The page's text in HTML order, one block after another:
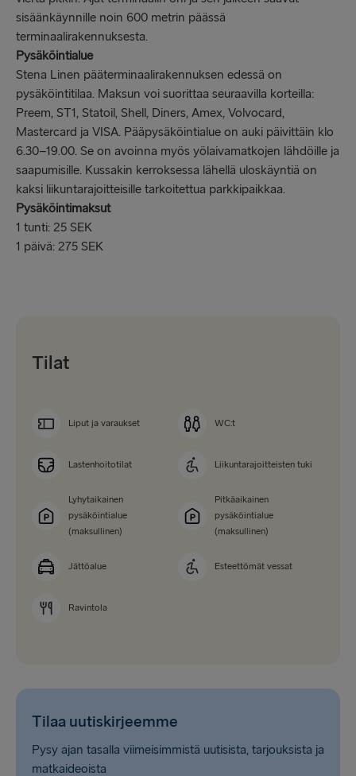
sisäänkäynnille noin 600 metrin päässä
terminaalirakennuksesta.
Pysäköintialue
Stena Linen pääterminaalirakennuksen edessä on
pysäköintitilaa. Maksun voi suorittaa seuraavilla korteilla:
Preem, ST1, Statoil, Shell, Diners, Amex, Volvocard,
Mastercard ja VISA. Pääpysäköintialue on auki päivittäin klo
6.30–19.00. Se on avoinna myös yölaivamatkojen lähdöille ja
saapumisille. Kussakin kerroksessa lähellä uloskäyntiä on
kaksi liikuntarajoitteisille tarkoitettua parkkipaikkaa.
Pysäköintimaksut
1 tunti: 25 SEK
1 päivä: 275 SEK
Tilat
Liput ja varaukset WC:t
Lastenhoitotilat Liikuntarajoitteisten tuki
Lyhytaikainen
pysäköintialue
(maksullinen)
Pitkäaikainen
pysäköintialue
(maksullinen)
Jättöalue Esteettömät vessat
Ravintola
Tilaa uutiskirjeemme
Pysy ajan tasalla viimeisimmistä uutisista, tarjouksista ja
matkaideoista